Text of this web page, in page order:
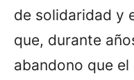
de solidaridad y
que, durante
abandono que el